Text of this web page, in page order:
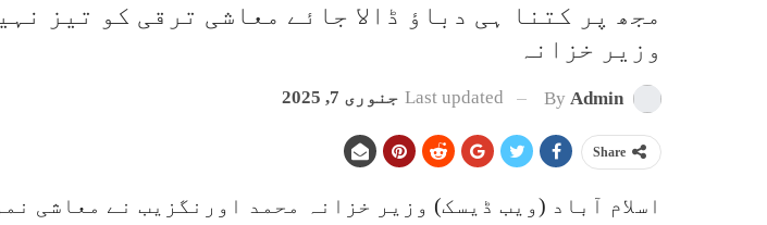
مجھ پر کتنا ہی دباؤ ڈالا جائے معاشی ترقی کو تیز
وزیر خزانہ
By Admin
Last updated جنوری 7, 2025
Share
اسلام آباد (ویب ڈیسک) وزیر خزانہ محمد اورنگزیب نے معاشی